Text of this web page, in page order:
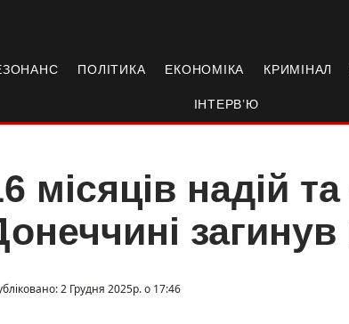
ПОЛІТИКА ЕКОНОМІКА КРИМІНАЛ
ІНТЕРВ’Ю
місяців надій
2 Грудня 2025р. о 17:46